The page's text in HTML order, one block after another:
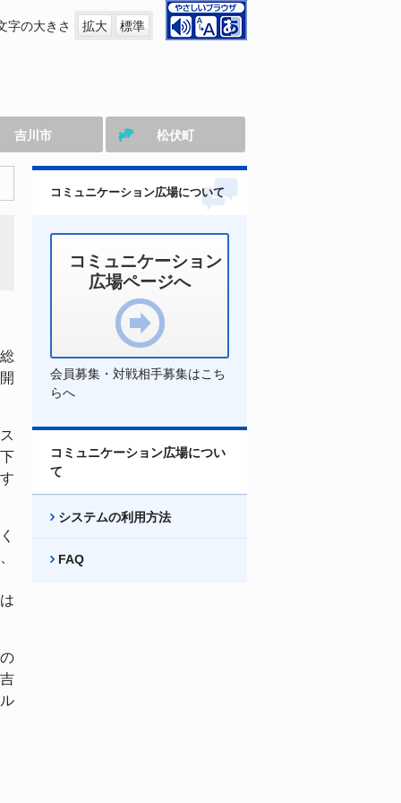
字の大きさ 拡大 標準
吉川市 松伏町
コミュニケーション広場について
コミュニケーション
広場ページへ
会員募集・対戦相手募集はこち
らへ
コミュニケーション広場につい
て
システムの利用方法
FAQ